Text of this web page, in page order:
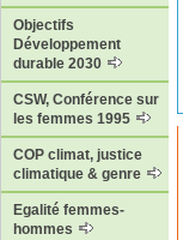
Objectifs
Développement
durable 2030
CSW, Conférence sur
les femmes 1995
COP climat, justice
climatique & genre
Egalité femmes-
hommes